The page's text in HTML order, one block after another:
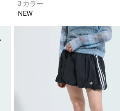
3 カラー
NEW
ほしいものリストに追加